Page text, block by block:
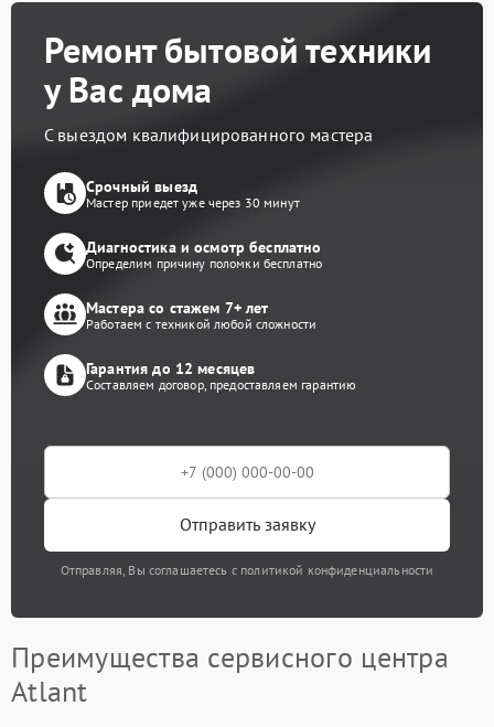
Ремонт бытовой техники
у Вас дома
С выездом квалифицированного мастера
Срочный выезд
Мастер приедет уже через 30 минут
Диагностика и осмотр бесплатно
Определим причину поломки бесплатно
Мастера со стажем 7+ лет
Работаем с техникой любой сложности
Гарантия до 12 месяцев
Составляем договор, предоставляем гарантию
Отправить заявку
Отправляя, Вы соглашаетесь с политикой конфиденциальности
Преимущества сервисного центра
Atlant